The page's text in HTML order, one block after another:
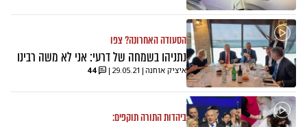
הסעודה האחרונה? צפו
נתניהו בשמחה של דרעי: אני לא משה רבינו
איציק אוחנה |
29.05.21
|
44
ביהדות התורה תוקפים: